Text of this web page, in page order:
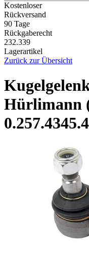
Kostenloser
Rückversand
90 Tage
Rückgaberecht
232.339
Lagerartikel
Zurück zur Übersicht
Hürlimann